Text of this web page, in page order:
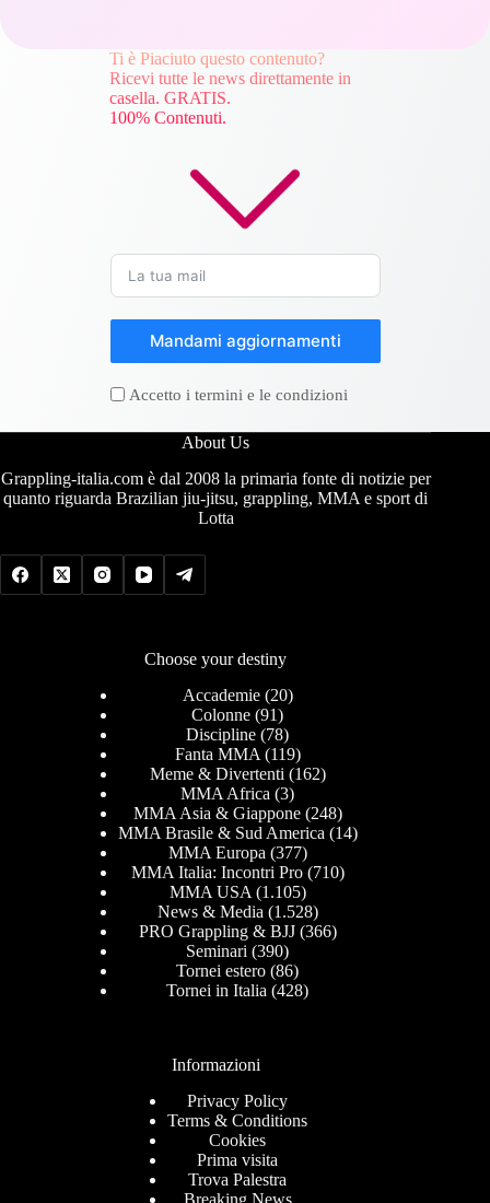
Ti è Piaciuto questo contenuto?
Ricevi tutte le news direttamente in
casella. GRATIS.
100% Contenuti.
Mandami aggiornamenti
Accetto i termini e le condizioni
About Us
Grappling-italia.com è dal 2008 la primaria fonte di notizie per
quanto riguarda Brazilian jiu-jitsu, grappling, MMA e sport di
Lotta
Choose your destiny
Accademie(20)
Colonne (91)
Discipline (78)
Fanta MMA (119)
Meme & Divertenti (162)
MMA Africa (3)
MMA Asia & Giappone(248)
MMA Brasile & Sud America (14)
MMA Europa (377)
MMA Italia: Incontri Pro(710)
MMA USA (1.105)
News & Media (1.528)
PRO Grappling & BJJ(366)
Seminari (390)
Tornei estero (86)
Tornei in Italia (428)
Informazioni
Privacy Policy
Terms & Conditions
Cookies
Prima visita
Trova Palestra
Breaking News